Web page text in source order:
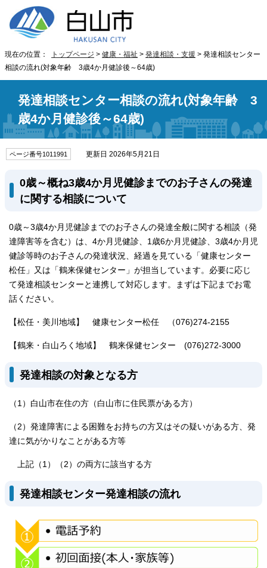
現在の位置： トップページ > 健康・福祉 > 発達相談・支援 > 発達相談センター
相談の流れ(対象年齢 3歳4か月健診後～64歳)
発達相談センター相談の流れ(対象年齢 3
歳4か月健診後～64歳)
ページ番号1011991 更新日 2026年5月21日
0歳～概ね3歳4か月児健診までのお子さんの発達
に関する相談について
0歳～3歳4か月児健診までのお子さんの発達全般に関する相談（発
達障害等を含む）は、4か月児健診、1歳6か月児健診、3歳4か月児
健診等時のお子さんの発達状況、経過を見ている「健康センター
松任」又は「鶴来保健センター」が担当しています。必要に応じ
て発達相談センターと連携して対応します。まずは下記までお電
話ください。
【松任・美川地域】 健康センター松任 （076)274-2155
【鶴来・白山ろく地域】 鶴来保健センター (076)272-3000
発達相談の対象となる方
（1）白山市在住の方（白山市に住民票がある方）
（2）発達障害による困難をお持ちの方又はその疑いがある方、発
達に気がかりなことがある方等
上記（1）（2）の両方に該当する方
発達相談センター発達相談の流れ